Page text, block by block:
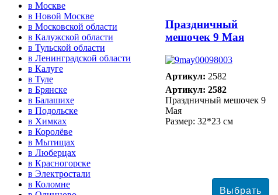
Праздничный
мешочек 9 Мая
Артикул: 2582
Артикул: 2582
Праздничный мешочек 9
Мая
Размер: 32*23 см
в Москве
в Новой Москве
в Московской области
в Калужской области
в Тульской области
в Ленинградской области
в Калуге
в Туле
в Брянске
в Балашихе
в Подольске
в Химках
в Королёве
в Мытищах
в Люберцах
в Красногорске
в Электростали
в Коломне